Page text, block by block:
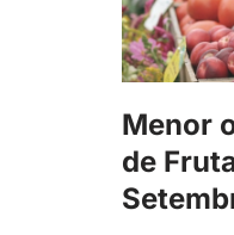
Menor
de